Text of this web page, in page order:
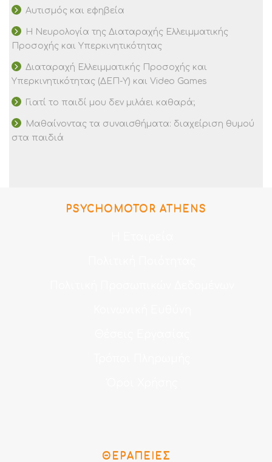
Αυτισμός και εφηβεία
Η Νευρολογία της Διαταραχής Ελλειμματικής
Προσοχής και Υπερκινητικότητας
Διαταραχή Ελλειμματικής Προσοχής και
Υπερκινητικότητας (ΔΕΠ-Υ) και Video Games
Γιατί το παιδί μου δεν μιλάει καθαρά;
Μαθαίνοντας τα συναισθήματα: διαχείριση θυμού
στα παιδιά
PSYCHOMOTOR ATHENS
ΘΕΡΑΠΕΊΕΣ